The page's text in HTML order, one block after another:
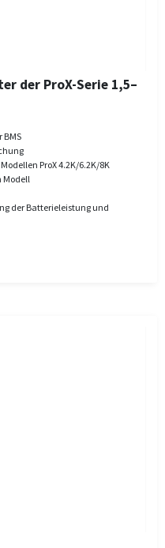
der ProX-Serie 1,5–
ProX 4.2K/6.2K/8K
Modell
der Batterieleistung und